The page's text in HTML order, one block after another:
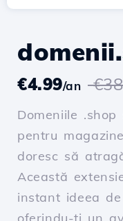
domenii.
€4.99/an
Domeniile
pentru
doresc să
Această
instant ideea